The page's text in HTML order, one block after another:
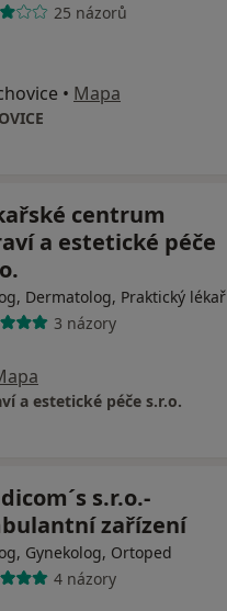
25 názorů
• Mapa
centrum
a estetické péče
Dermatolog, Praktický lékař
3 názory
a estetické péče s.r.o.
s.r.o.-
zařízení
Gynekolog, Ortoped
4 názory